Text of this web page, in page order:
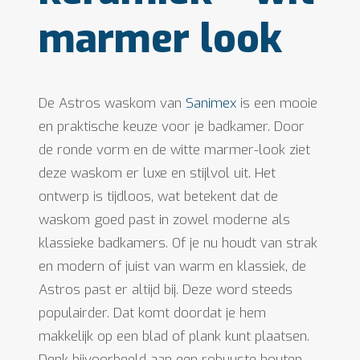
marmer look
De Astros waskom van Sanimexis een mooie
en praktische keuze voor je badkamer. Door
de ronde vorm en de witte marmer-look ziet
deze waskom er luxe en stijlvol uit. Het
ontwerp is tijdloos, wat betekent dat de
waskom goed past in zowel moderne als
klassieke badkamers. Of je nu houdt van strak
en modern of juist van warm en klassiek, de
Astros past er altijd bij. Deze word steeds
populairder. Dat komt doordat je hem
makkelijk op een blad of plank kunt plaatsen.